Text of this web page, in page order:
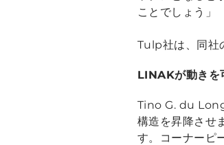
ことでしょう」
Tulp社は、同社
LINAKが動きを
Tino G. du
構造を昇降させ
す。コーナーピ